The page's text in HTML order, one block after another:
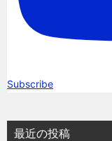
Subscribe
最近の投稿